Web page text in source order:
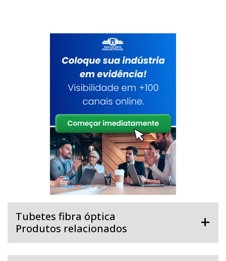
Tubetes fibra óptica
Produtos relacionados